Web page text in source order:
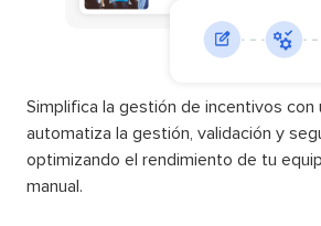
Simplifica la gestión de incentivos con
automatiza la gestión, validación y
optimizando el rendimiento de tu
manual.